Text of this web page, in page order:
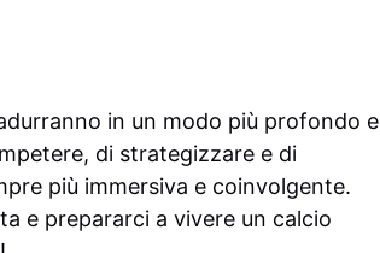
in un modo più profondo e
di strategizzare e di
più immersiva e coinvolgente.
e prepararci a vivere un calcio